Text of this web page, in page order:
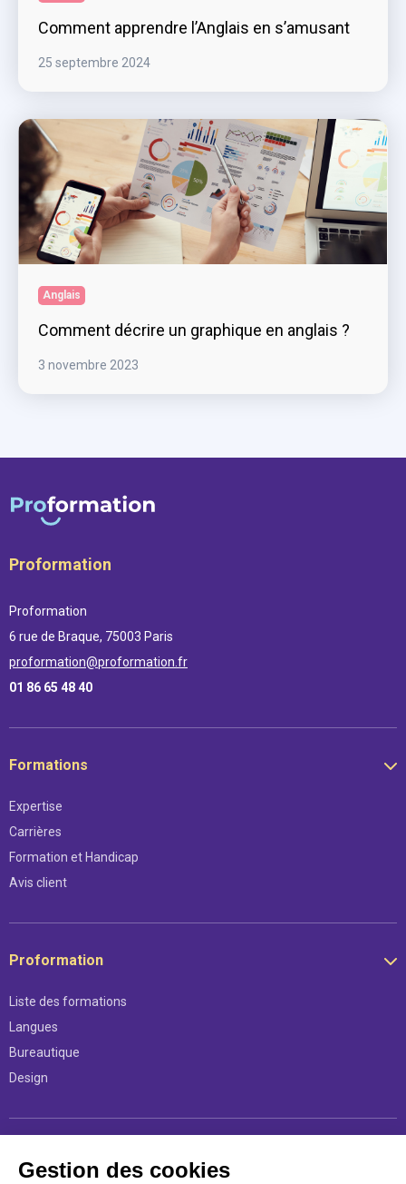
Comment apprendre l’Anglais en s’amusant
25 septembre 2024
Anglais
Comment décrire un graphique en anglais ?
3 novembre 2023
Proformation
Proformation
6 rue de Braque, 75003 Paris
proformation@proformation.fr
01 86 65 48 40
Formations
Expertise
Carrières
Formation et Handicap
Avis client
Proformation
Liste des formations
Langues
Bureautique
Design
Gestion des cookies